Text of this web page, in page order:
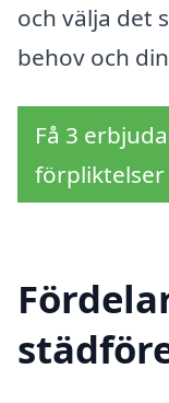
och välja det
behov och
Få 3
förpliktelser